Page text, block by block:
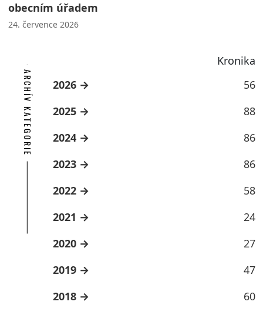
obecním úřadem
24. července 2026
Kronika
ARCHÍV KATEGORIE 2026
56
2025
88
2024
86
2023
86
2022
58
2021
24
2020
27
2019
47
2018
60